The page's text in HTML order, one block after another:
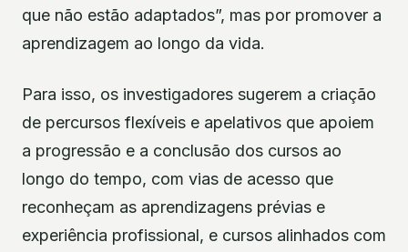
que não estão adaptados”, mas por promover a
aprendizagem ao longo da vida.
Para isso, os investigadores sugerem a criação
de percursos flexíveis e apelativos que apoiem
a progressão e a conclusão dos cursos ao
longo do tempo, com vias de acesso que
reconheçam as aprendizagens prévias e
experiência profissional, e cursos alinhados com